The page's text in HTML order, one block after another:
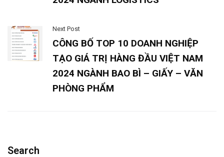
Next Post
CÔNG BỐ TOP 10 DOANH NGHIỆP
TẠO GIÁ TRỊ HÀNG ĐẦU VIỆT NAM
2024 NGÀNH BAO BÌ – GIẤY – VĂN
PHÒNG PHẨM
Search